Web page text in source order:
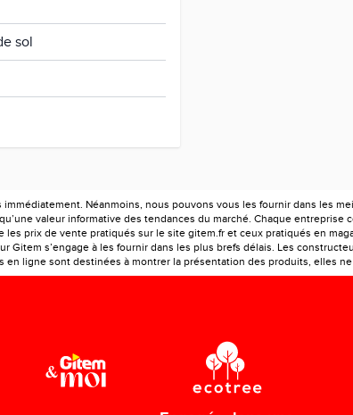
sol
Néanmoins, nous pouvons vous les fournir dans les
valeur informative des tendances du marché. Chaque
prix de vente pratiqués sur le site gitem.fr et ceux pratiqués en
s’engage à les fournir dans les plus brefs délais. Les
ligne sont destinées à montrer la présentation des produits, elles